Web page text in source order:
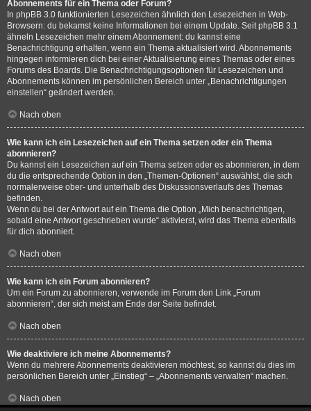
Abonnements für ein Thema oder Forum?
In phpBB 3.0 funktionierten Lesezeichen ähnlich den Lesezeichen in Web-
Browsern: du bekamst keine Informationen bei einem Update. Seit phpBB 3.1
ähneln Lesezeichen mehr einem Abonnement: du kannst eine
Benachrichtigung erhalten, wenn ein Thema aktualisiert wird. Abonnements
hingegen informieren dich bei einer Aktualisierung eines Themas oder eines
Forums des Boards. Die Benachrichtigungsoptionen für Lesezeichen und
Abonnements können im persönlichen Bereich unter „Benachrichtigungen
einstellen“ geändert werden.
Nach oben
Wie kann ich ein Lesezeichen auf ein Thema setzen oder ein Thema
abonnieren?
Du kannst ein Lesezeichen auf ein Thema setzen oder es abonnieren, in dem
du die entsprechende Option in den „Themen-Optionen“ auswählst, die sich
normalerweise ober- und unterhalb des Diskussionsverlaufs des Themas
befinden.
Wenn du bei der Antwort auf ein Thema die Option „Mich benachrichtigen,
sobald eine Antwort geschrieben wurde“ aktivierst, wird das Thema ebenfalls
für dich abonniert.
Nach oben
Wie kann ich ein Forum abonnieren?
Um ein Forum zu abonnieren, verwende im Forum den Link „Forum
abonnieren“, der sich meist am Ende der Seite befindet.
Nach oben
Wie deaktiviere ich meine Abonnements?
Wenn du mehrere Abonnements deaktivieren möchtest, so kannst du dies im
persönlichen Bereich unter „Einstieg“ – „Abonnements verwalten“ machen.
Nach oben